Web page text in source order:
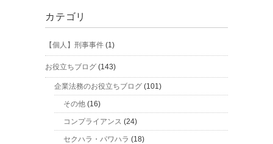
カテゴリ
【個人】刑事事件 (1)
お役立ちブログ (143)
企業法務のお役立ちブログ (101)
その他 (16)
コンプライアンス (24)
セクハラ・パワハラ (18)